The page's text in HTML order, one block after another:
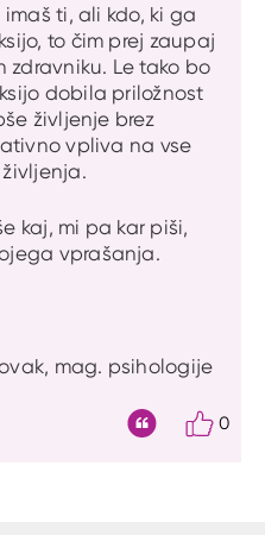
ti, ali kdo, ki ga
to čim prej zaupaj
zdravniku. Le tako bo
dobila priložnost
življenje brez
vpliva na vse
kaj, mi pa kar piši,
vprašanja.
mag. psihologije
0